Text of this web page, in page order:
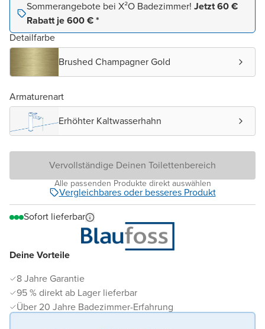
Deine Vorteile
8 Jahre Garantie
95 % direkt ab Lager lieferbar
Über 20 Jahre Badezimmer-Erfahrung
Sommerangebote bei X²O Badezimmer! Jetzt 60 €
Rabatt je 600 € *
Detailfarbe
Brushed Champagner Gold
Armaturenart
Erhöhter Kaltwasserhahn
Vervollständige Deinen Toilettenbereich
Alle passenden Produkte direkt auswählen
Vergleichbares oder besseres Produkt
Sofort lieferbar